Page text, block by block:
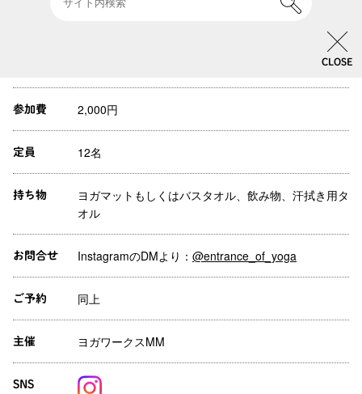
CLOSE
ただけます。
参加費 2,000円
定員 12名
持ち物
ヨガマットもしくはバスタオル、飲み物、汗拭き用タ
オル
お問合せ InstagramのDMより： @entrance_of_yoga
ご予約 同上
主催 ヨガワークスMM
SNS